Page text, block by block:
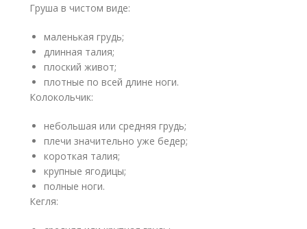
Груша в чистом виде:
маленькая грудь;
длинная талия;
плоский живот;
плотные по всей длине ноги.
Колокольчик:
небольшая или средняя грудь;
плечи значительно уже бедер;
короткая талия;
крупные ягодицы;
полные ноги.
Кегля: